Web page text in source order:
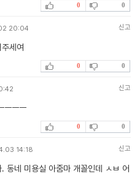
0 0
20:04 신고
세여
0 0
신고
ㅡㅡㅡ
0 0
14:18 신고
동네 미용실 아줌마 개꼴인데 ㅅㅂ 어